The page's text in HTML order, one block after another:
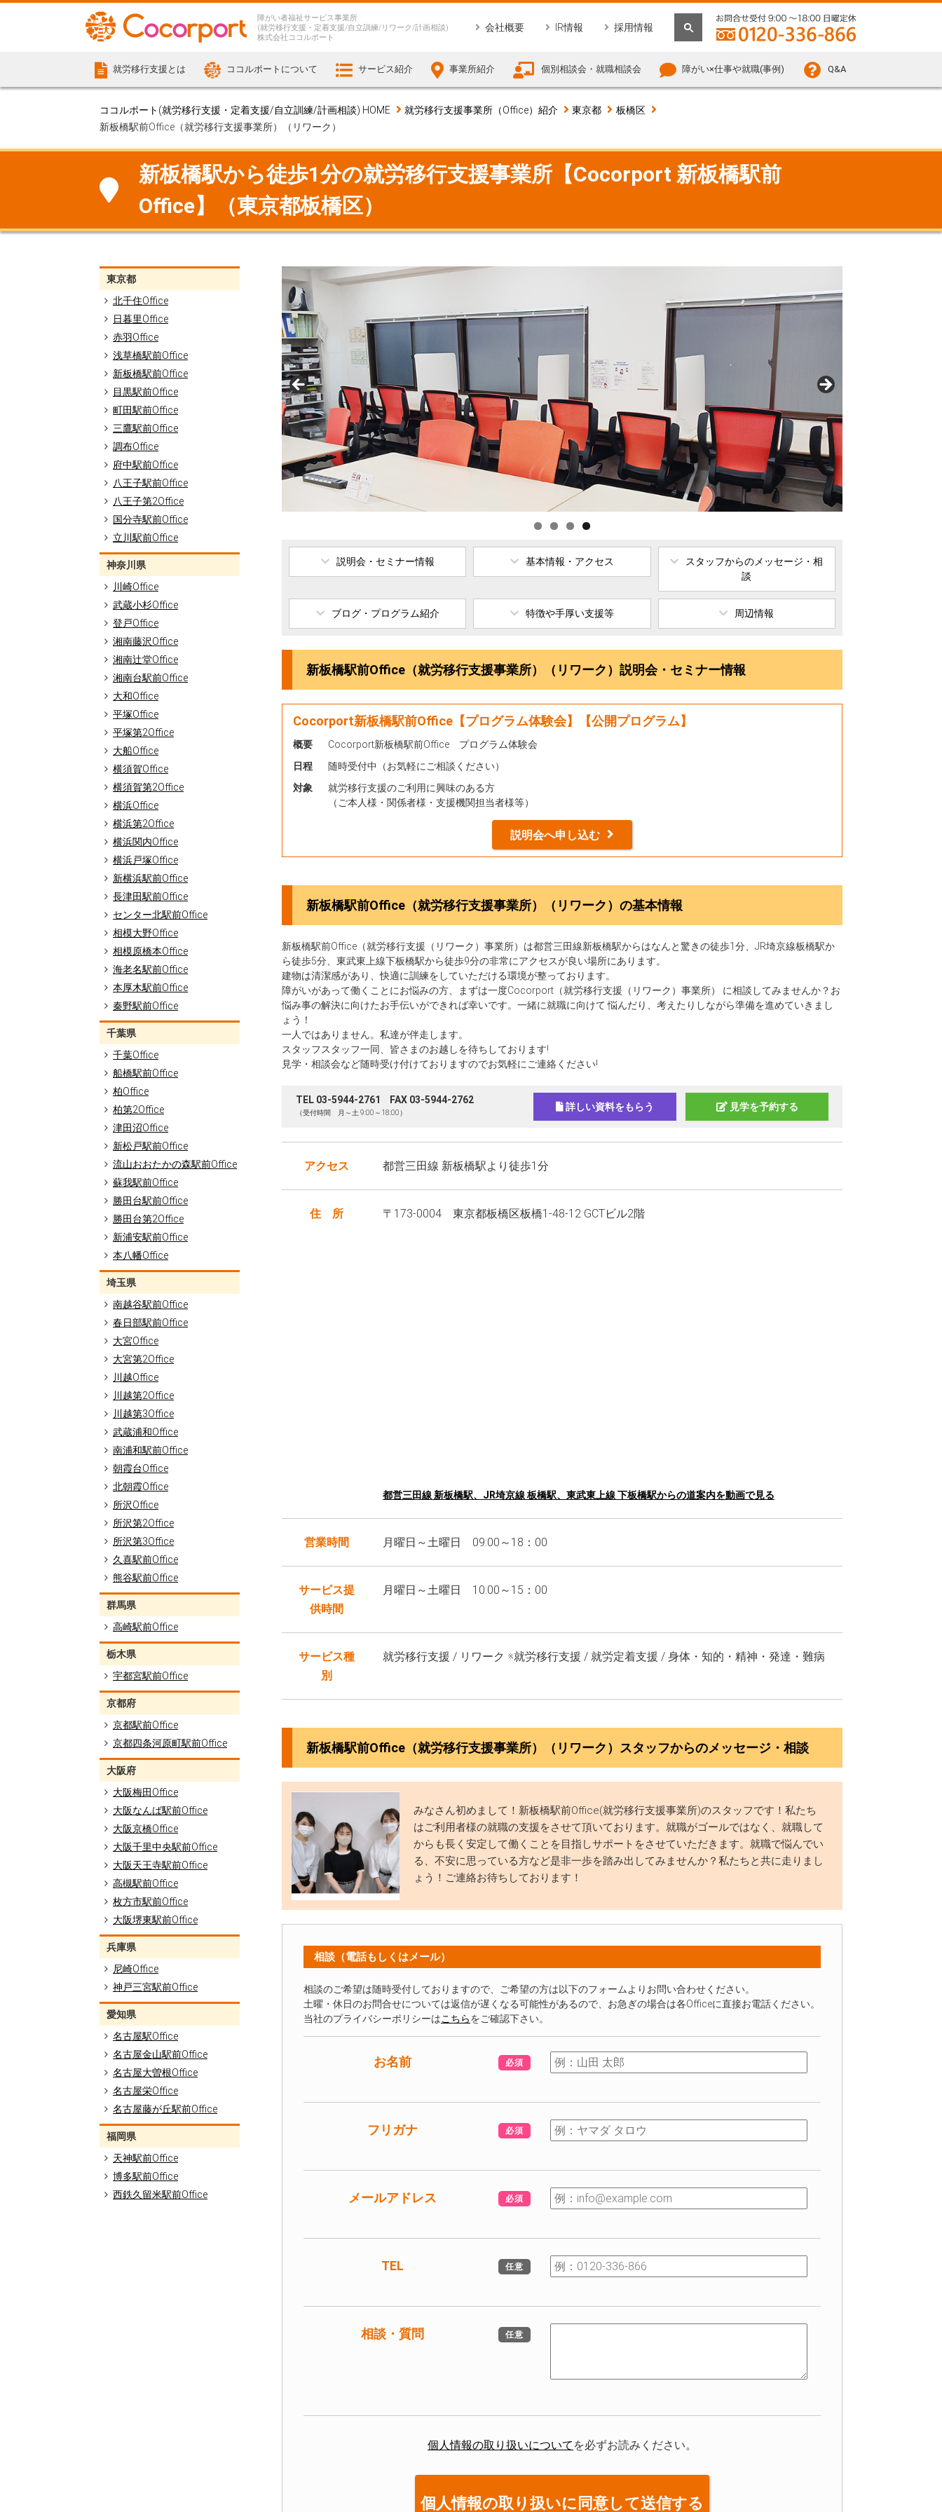
障がい者福祉サービス事業所
(就労移行支援・定着支援/自立訓練/リワーク/計画相談)
株式会社ココルポート
会社概要 IR情報 採用情報
就労移行支援とは ココルポートについて サービス紹介 事業所紹介 個別相談会・就職相談会 障がい×仕事や就職(事例) Q&A
ココルポート(就労移行支援・定着支援/自立訓練/計画相談) HOME 就労移行支援事業所（Office）紹介 東京都
板橋区
新板橋駅前Office（就労移行支援事業所）（リワーク）
新板橋駅から徒歩1分の就労移行支援事業所【Cocorport 新板橋駅前
Office】（東京都板橋区）
説明会・セミナー情報 基本情報・アクセス スタッフからのメッセージ・相
談
ブログ・プログラム紹介 特徴や手厚い支援等 周辺情報
新板橋駅前Office（就労移行支援事業所）（リワーク）説明会・セミナー情報
Cocorport新板橋駅前Office【プログラム体験会】【公開プログラム】
概要
Cocorport新板橋駅前Office プログラム体験会
日程
随時受付中（お気軽にご相談ください）
対象
就労移行支援のご利用に興味のある方
（ご本人様・関係者様・支援機関担当者様等）
説明会へ申し込む
新板橋駅前Office（就労移行支援事業所）（リワーク）の基本情報
新板橋駅前Office（就労移行支援（リワーク）事業所）は都営三田線新板橋駅からはなんと驚きの徒歩1分、JR埼京線板橋駅か
ら徒歩5分、東武東上線下板橋駅から徒歩9分の非常にアクセスが良い場所にあります。
建物は清潔感があり、快適に訓練をしていただける環境が整っております。
障がいがあって働くことにお悩みの方、まずは一度Cocorport（就労移行支援（リワーク）事業所） に相談してみませんか？お
悩み事の解決に向けたお手伝いができれば幸いです。一緒に就職に向けて 悩んだり、考えたりしながら準備を進めていきまし
ょう！
一人ではありません。私達が伴走します。
スタッフスタッフ一同、皆さまのお越しを待ちしております!
見学・相談会など随時受け付けておりますのでお気軽にご連絡ください!
TEL 03-5944-2761 FAX 03-5944-2762
（受付時間 月～土 9:00～18:00）
詳しい資料をもらう 見学を予約する
アクセス 都営三田線 新板橋駅より徒歩1分
住 所 〒173-0004 東京都板橋区板橋1-48-12 GCTビル2階
都営三田線 新板橋駅、JR埼京線 板橋駅、東武東上線 下板橋駅からの道案内を動画で見る
営業時間 月曜日～土曜日 09:00～18：00
サービス提
供時間
月曜日～土曜日 10:00～15：00
サービス種
別
就労移行支援 / リワーク ※就労移行支援 / 就労定着支援 / 身体・知的・精神・発達・難病
新板橋駅前Office（就労移行支援事業所）（リワーク）スタッフからのメッセージ・相談
みなさん初めまして！新板橋駅前Office(就労移行支援事業所)のスタッフです！私たち
はご利用者様の就職の支援をさせて頂いております。就職がゴールではなく、就職して
からも長く安定して働くことを目指しサポートをさせていただきます。就職で悩んでい
る、不安に思っている方など是非一歩を踏み出してみませんか？私たちと共に走りまし
ょう！ご連絡お待ちしております！
相談（電話もしくはメール）
相談のご希望は随時受付しておりますので、ご希望の方は以下のフォームよりお問い合わせください。
土曜・休日のお問合せについては返信が遅くなる可能性があるので、お急ぎの場合は各Officeに直接お電話ください。
当社のプライバシーポリシーはこちらをご確認下さい。
お名前 必須
フリガナ 必須
メールアドレス 必須
TEL 任意
相談・質問 任意
個人情報の取り扱いについて を必ずお読みください。
東京都
北千住Office
日暮里Office
赤羽Office
浅草橋駅前Office
新板橋駅前Office
目黒駅前Office
町田駅前Office
三鷹駅前Office
調布Office
府中駅前Office
八王子駅前Office
八王子第2Office
国分寺駅前Office
立川駅前Office
神奈川県
川崎Office
武蔵小杉Office
登戸Office
湘南藤沢Office
湘南辻堂Office
湘南台駅前Office
大和Office
平塚Office
平塚第2Office
大船Office
横須賀Office
横須賀第2Office
横浜Office
横浜第2Office
横浜関内Office
横浜戸塚Office
新横浜駅前Office
長津田駅前Office
センター北駅前Office
相模大野Office
相模原橋本Office
海老名駅前Office
本厚木駅前Office
秦野駅前Office
千葉県
千葉Office
船橋駅前Office
柏Office
柏第2Office
津田沼Office
新松戸駅前Office
流山おおたかの森駅前Office
蘇我駅前Office
勝田台駅前Office
勝田台第2Office
新浦安駅前Office
本八幡Office
埼玉県
南越谷駅前Office
春日部駅前Office
大宮Office
大宮第2Office
川越Office
川越第2Office
川越第3Office
武蔵浦和Office
南浦和駅前Office
朝霞台Office
北朝霞Office
所沢Office
所沢第2Office
所沢第3Office
久喜駅前Office
熊谷駅前Office
群馬県
高崎駅前Office
栃木県
宇都宮駅前Office
京都府
京都駅前Office
京都四条河原町駅前Office
大阪府
大阪梅田Office
大阪なんば駅前Office
大阪京橋Office
大阪千里中央駅前Office
大阪天王寺駅前Office
高槻駅前Office
枚方市駅前Office
大阪堺東駅前Office
兵庫県
尼崎Office
神戸三宮駅前Office
愛知県
名古屋駅Office
名古屋金山駅前Office
名古屋大曽根Office
名古屋栄Office
名古屋藤が丘駅前Office
福岡県
天神駅前Office
博多駅前Office
西鉄久留米駅前Office